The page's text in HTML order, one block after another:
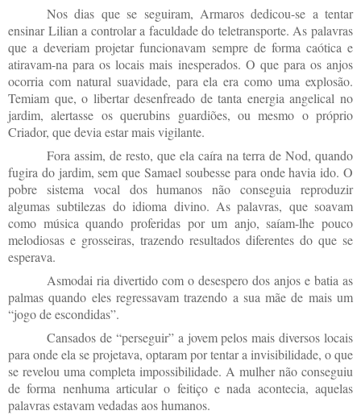
Nos dias que se seguiram, Armaros dedicou-se a tentar
ensinar Lilian a controlar a faculdade do teletransporte. As palavras
que a deveriam projetar funcionavam sempre de forma caótica e
atiravam-na para os locais mais inesperados. O que para os anjos
ocorria com natural suavidade, para ela era como uma explosão.
Temiam que, o libertar desenfreado de tanta energia angelical no
jardim, alertasse os querubins guardiões, ou mesmo o próprio
Criador, que devia estar mais vigilante.
Fora assim, de resto, que ela caíra na terra de Nod, quando
fugira do jardim, sem que Samael soubesse para onde havia ido. O
pobre sistema vocal dos humanos não conseguia reproduzir
algumas subtilezas do idioma divino. As palavras, que soavam
como música quando proferidas por um anjo, saíam-lhe pouco
melodiosas e grosseiras, trazendo resultados diferentes do que se
esperava.
Asmodai ria divertido com o desespero dos anjos e batia as
palmas quando eles regressavam trazendo a sua mãe de mais um
“jogo de escondidas”.
Cansados de “perseguir” a jovem pelos mais diversos locais
para onde ela se projetava, optaram por tentar a invisibilidade, o que
se revelou uma completa impossibilidade. A mulher não conseguiu
de forma nenhuma articular o feitiço e nada acontecia, aquelas
palavras estavam vedadas aos humanos.